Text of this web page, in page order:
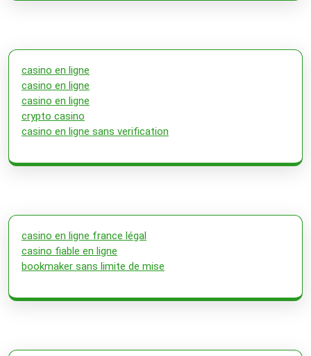
casino en ligne
casino en ligne
casino en ligne
crypto casino
casino en ligne sans verification
casino en ligne france légal
casino fiable en ligne
bookmaker sans limite de mise